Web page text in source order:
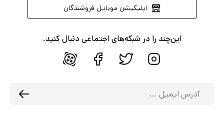
اپلیکیشن موبایل فروشندگان
این‌چند را در شبکه‌های اجتماعی دنبال کنید.